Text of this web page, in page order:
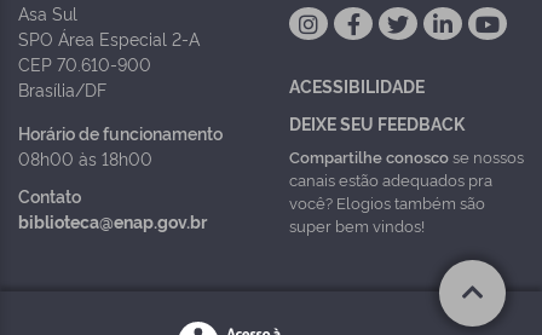
Asa Sul
SPO Área Especial 2-A
CEP 70.610-900
Brasília/DF
Horário de funcionamento
08h00 às 18h00
Contato
biblioteca@enap.gov.br
ACESSIBILIDADE
DEIXE SEU FEEDBACK
Compartilhe conoscose nossos
canais estão adequados pra
você? Elogios também são
super bem vindos!